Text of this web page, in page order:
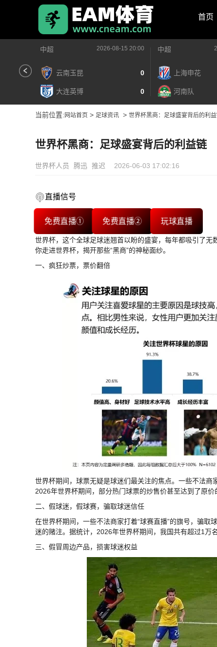
首页
中超 2026-08-15 20:00
云南玉昆 0
大连英博 0
中超
上海申花
河南队
当前位置: 网站首页 > 足球资讯 > 世界杯黑商：足球盛宴背后的利
世界杯黑商：足球盛宴背后的利益链
世界杯人员 腾迅 推迟 2026-06-03 17:02:16
直播信号
免费直播① 免费直播② 玩球直播
世界杯，这个全球足球迷翘首以盼的盛宴，每年都吸引了
你走进世界杯，揭开那些“黑商”的神秘面纱。
一、疯狂炒票，票价翻倍
世界杯期间，球票无疑是球迷们最关注的焦点。一些不法商
2026年世界杯期间，部分热门球票的炒售价甚至达到了原价
二、假球迷，假球赛，骗取球迷信任
在世界杯期间，一些不法商家打着“球赛直播”的旗号，骗
迷的赌注。据统计，2026年世界杯期间，我国共有超过1万
三、假冒周边产品，损害球迷权益